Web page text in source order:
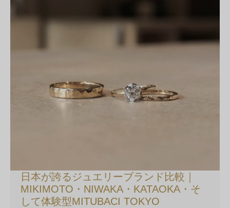
日本が誇るジュエリーブランド比較｜
MIKIMOTO・NIWAKA・KATAOKA・そ
して体験型MITUBACI TOKYO